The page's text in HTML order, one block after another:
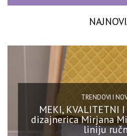
TRENDOVI I
MEKI, KVALITETNI
dizajnerica Mirjana
liniju